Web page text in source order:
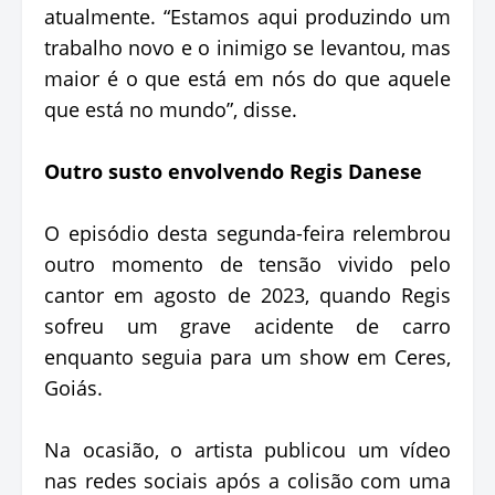
atualmente. “Estamos aqui produzindo um
trabalho novo e o inimigo se levantou, mas
maior é o que está em nós do que aquele
que está no mundo”, disse.
Outro susto envolvendo Regis Danese
O episódio desta segunda-feira relembrou
outro momento de tensão vivido pelo
cantor em agosto de 2023, quando Regis
sofreu um grave acidente de carro
enquanto seguia para um show em Ceres,
Goiás.
Na ocasião, o artista publicou um vídeo
nas redes sociais após a colisão com uma